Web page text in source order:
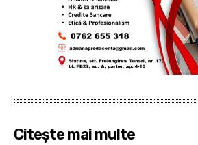
Citește mai multe